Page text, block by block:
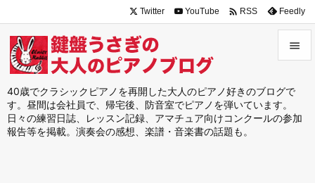
40歳でクラシックピアノを再開した大人のピアノ好きのブログで
す。昼間は会社員で、帰宅後、防音室でピアノを弾いています。
日々の練習日誌、レッスン記録、アマチュア向けコンクールの参加
報告等を掲載。演奏会の感想、楽譜・音楽書の話題も。

メニュ

サイド
Twitter YouTube  RSS Feedly